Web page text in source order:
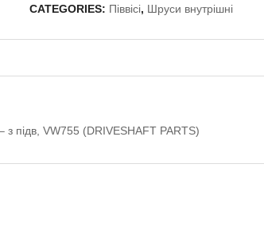
CATEGORIES: Піввісі, Шруси внутрішні
підв, VW755 (DRIVESHAFT PARTS)